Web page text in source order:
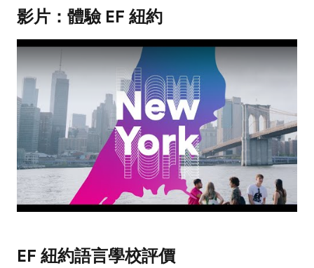
影片：體驗 EF 紐約
EF 紐約語言學校評價